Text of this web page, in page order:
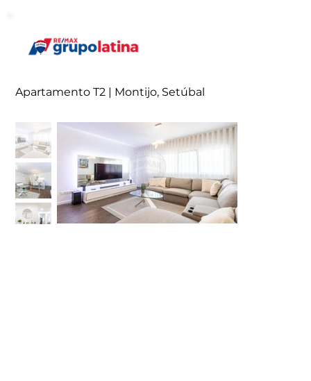
Apartamento T2 | Montijo, Setúbal